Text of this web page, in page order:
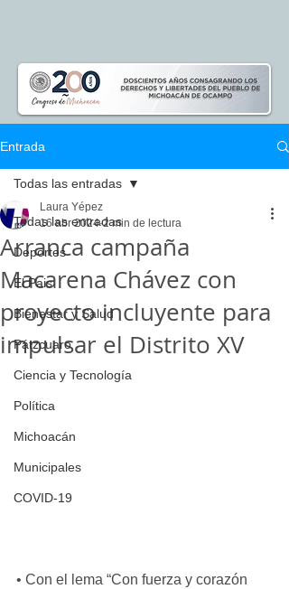
Entrada
Todas las entradas
Deportes
El Pais
Bienestar y Salud
Pátzcuaro
Ciencia y Tecnología
Política
Michoacán
Municipales
COVID-19
Todas las entradas
Arranca campaña
Macarena Chávez con
proyecto incluyente para
impulsar el Distrito XV
Laura Yépez
16 abr 2024 2 min de lectura
• Con el lema “Con fuerza y corazón